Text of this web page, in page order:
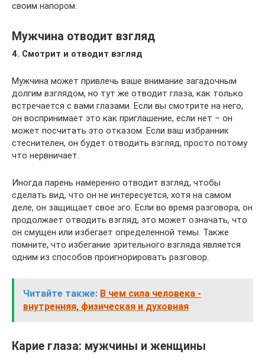
своим напором.
Мужчина отводит взгляд
4. Смотрит и отводит взгляд
Мужчина может привлечь ваше внимание загадочным
долгим взглядом, но тут же отводит глаза, как только
встречается с вами глазами. Если вы смотрите на него,
он воспринимает это как приглашение, если нет – он
может посчитать это отказом. Если ваш избранник
стеснителен, он будет отводить взгляд, просто потому
что нервничает.
Иногда парень намеренно отводит взгляд, чтобы
сделать вид, что он не интересуется, хотя на самом
деле, он защищает свое эго. Если во время разговора, он
продолжает отводить взгляд, это может означать, что
он смущен или избегает определенной темы. Также
помните, что избегание зрительного взгляда является
одним из способов проигнорировать разговор.
Читайте также: В чем сила человека -
внутренняя, физическая и духовная
Карие глаза: мужчины и женщины